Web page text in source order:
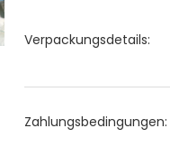
Verpackungsdetails:
Zahlungsbedingungen: